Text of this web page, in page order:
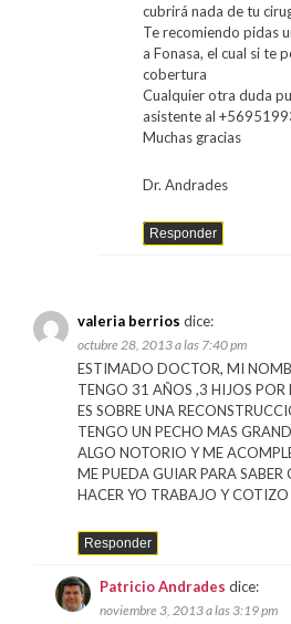
cubrirá nada de tu
Te recomiendo pidas
a Fonasa, el cual si te
cobertura
Cualquier otra duda
asistente al
Muchas gracias
Dr. Andrades
Responder
valeria berrios dice:
octubre 28, 2013 a las 7:40 pm
ESTIMADO DOCTOR, MI
TENGO 31 AÑOS ,3 HIJOS
ES SOBRE UNA
TENGO UN PECHO MAS
ALGO NOTORIO Y ME
ME PUEDA GUIAR PARA
HACER YO TRABAJO Y
Responder
Patricio Andrades dice:
noviembre 3, 2013 a las 3:19 pm